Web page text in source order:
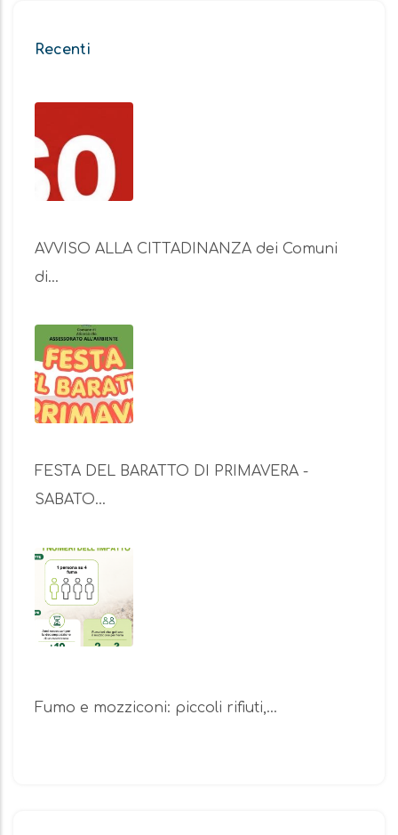
Recenti
AVVISO ALLA CITTADINANZA dei Comuni
di…
FESTA DEL BARATTO DI PRIMAVERA -
SABATO…
Fumo e mozziconi: piccoli rifiuti,…